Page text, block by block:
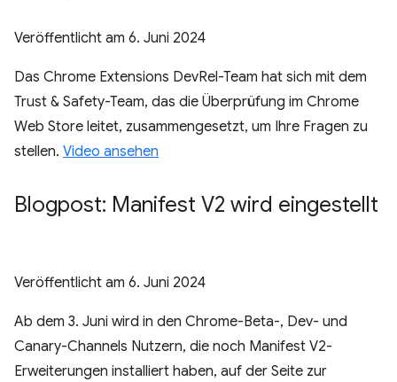
Veröffentlicht am 6. Juni 2024
Das Chrome Extensions DevRel-Team hat sich mit dem
Trust & Safety-Team, das die Überprüfung im Chrome
Web Store leitet, zusammengesetzt, um Ihre Fragen zu
stellen. Video ansehen
Blogpost: Manifest V2 wird eingestellt
Veröffentlicht am 6. Juni 2024
Ab dem 3. Juni wird in den Chrome-Beta-, Dev- und
Canary-Channels Nutzern, die noch Manifest V2-
Erweiterungen installiert haben, auf der Seite zur